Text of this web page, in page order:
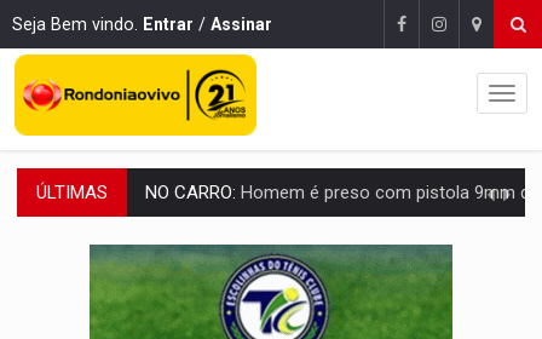
Seja Bem vindo. Entrar / Assinar
ÚLTIMAS TRÁGICO:Pai do 'Xandy Motocross' morre em
VÍDEO:Motorista de caminhonete morre preso às ferragens em colisão
LAZER: Seis lugares gratuitos para aproveitar o fim de semana